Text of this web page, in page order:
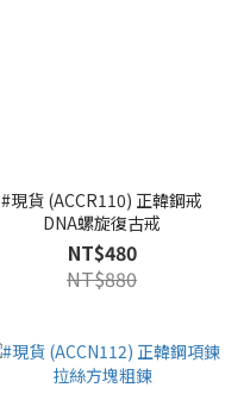
#現貨 (ACCR110) 正韓鋼戒
DNA螺旋復古戒
NT$480
NT$880